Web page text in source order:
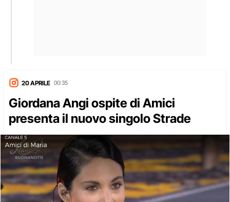
20 APRILE 00:35
Giordana Angi ospite di Amici
presenta il nuovo singolo Strade